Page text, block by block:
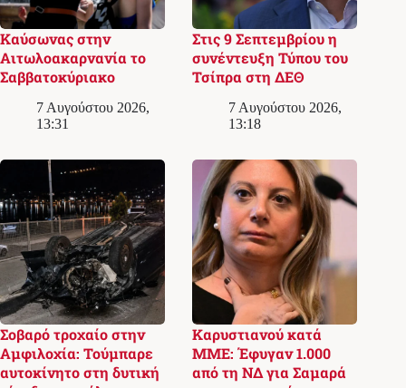
Καύσωνας στην
Αιτωλοακαρνανία το
Σαββατοκύριακο
7 Αυγούστου 2026,
13:31
Στις 9 Σεπτεμβρίου η
συνέντευξη Τύπου του
Τσίπρα στη ΔΕΘ
7 Αυγούστου 2026,
13:18
Σοβαρό τροχαίο στην
Αμφιλοχία: Τούμπαρε
αυτοκίνητο στη δυτική
Καρυστιανού κατά
ΜΜΕ: Έφυγαν 1.000
από τη ΝΔ για Σαμαρά